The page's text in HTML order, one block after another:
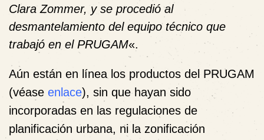
Clara Zommer, y se procedió al
desmantelamiento del equipo técnico que
trabajó en el PRUGAM«.
Aún están en línea los productos del PRUGAM
(véase enlace), sin que hayan sido
incorporadas en las regulaciones de
planificación urbana, ni la zonificación